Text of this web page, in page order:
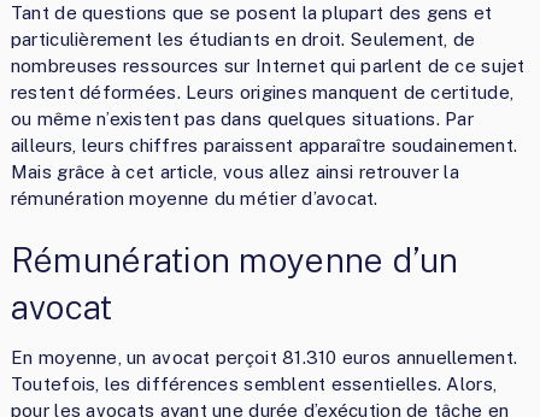
Tant de questions que se posent la plupart des gens et
particulièrement les étudiants en droit. Seulement, de
nombreuses ressources sur Internet qui parlent de ce sujet
restent déformées. Leurs origines manquent de certitude,
ou même n’existent pas dans quelques situations. Par
ailleurs, leurs chiffres paraissent apparaître soudainement.
Mais grâce à cet article, vous allez ainsi retrouver la
rémunération moyenne du métier d’avocat.
Rémunération moyenne d’un
avocat
En moyenne, un avocat perçoit 81.310 euros annuellement.
Toutefois, les différences semblent essentielles. Alors,
pour les avocats ayant une durée d’exécution de tâche en